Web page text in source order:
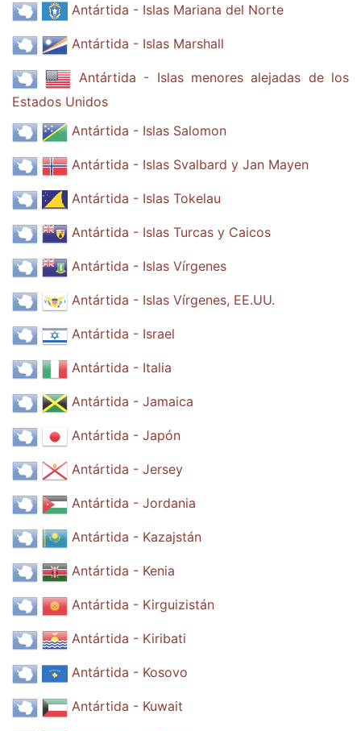
Antártida - Islas Mariana del Norte
Antártida - Islas Marshall
Antártida - Islas menores alejadas de los
Estados Unidos
Antártida - Islas Salomon
Antártida - Islas Svalbard y Jan Mayen
Antártida - Islas Tokelau
Antártida - Islas Turcas y Caicos
Antártida - Islas Vírgenes
Antártida - Islas Vírgenes, EE.UU.
Antártida - Israel
Antártida - Italia
Antártida - Jamaica
Antártida - Japón
Antártida - Jersey
Antártida - Jordania
Antártida - Kazajstán
Antártida - Kenia
Antártida - Kirguizistán
Antártida - Kiribati
Antártida - Kosovo
Antártida - Kuwait